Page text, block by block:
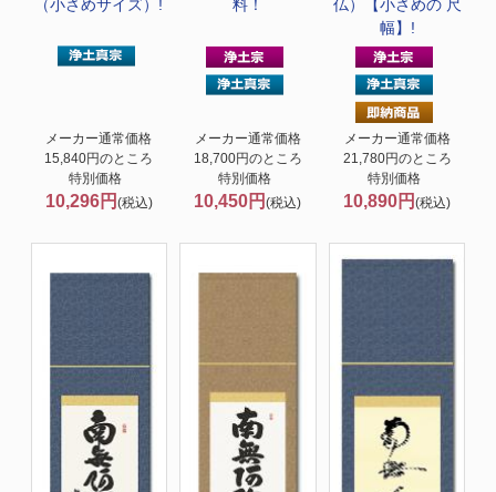
（小さめサイズ）!
メーカー通常価格
15,840円のところ
特別価格
10,296円 (税込)
料！
メーカー通常価格
18,700円のところ
特別価格
10,450円(税込)
仏）【小さめの 尺
幅】!
メーカー通常価格
21,780円のところ
特別価格
10,890円(税込)